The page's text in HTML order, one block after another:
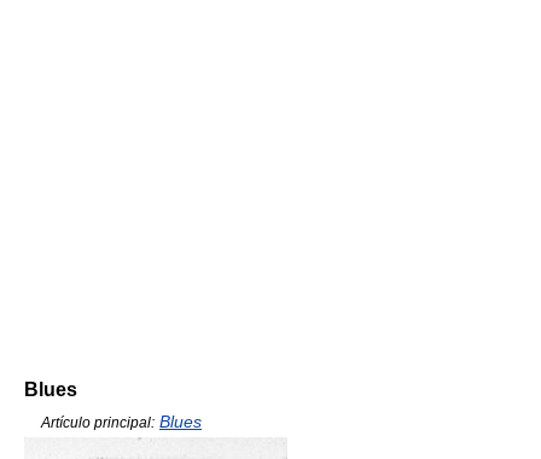
Blues
Artículo principal: Blues